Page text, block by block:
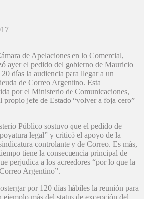
de Apelaciones en lo Comercial,
ayer el pedido del gobierno de Mauricio
días la audiencia para llegar a un
de Correo Argentino. Esta
por el Ministerio de Comunicaciones,
propio jefe de Estado “volver a foja cero”
Público sostuvo que el pedido de
legal” y criticó el apoyo de la
controlante y de Correo. Es más,
tiene la consecuencia principal de
perjudica a los acreedores “por lo que la
Argentino”.
por 120 días hábiles la reunión para
ejemplo más del status de excepción del